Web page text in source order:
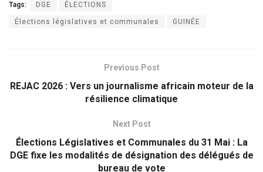
Tags: DGE ÉLECTIONS
Élections législatives et communales GUINÉE
Previous Post
REJAC 2026 : Vers un journalisme africain moteur de la
résilience climatique
Next Post
Élections Législatives et Communales du 31 Mai : La
DGE fixe les modalités de désignation des délégués de
bureau de vote